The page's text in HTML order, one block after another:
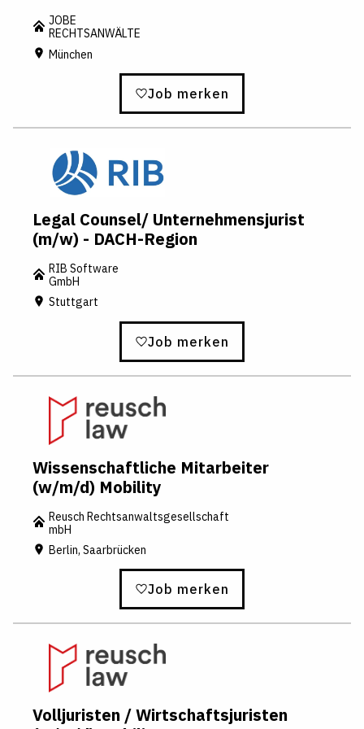
JOBE
RECHTSANWÄLTE
München
Job merken
Legal Counsel/ Unternehmensjurist
(m/w) - DACH-Region
RIB Software
GmbH
Stuttgart
Job merken
Wissenschaftliche Mitarbeiter
(w/m/d) Mobility
Reusch Rechtsanwaltsgesellschaft
mbH
Berlin, Saarbrücken
Job merken
Volljuristen / Wirtschaftsjuristen